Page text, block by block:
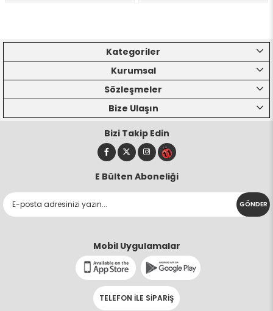
Kategoriler
Kurumsal
Sözleşmeler
Bize Ulaşın
Bizi Takip Edin
E Bülten Aboneliği
GÖNDER
Mobil Uygulamalar
TELEFON İLE SİPARİŞ